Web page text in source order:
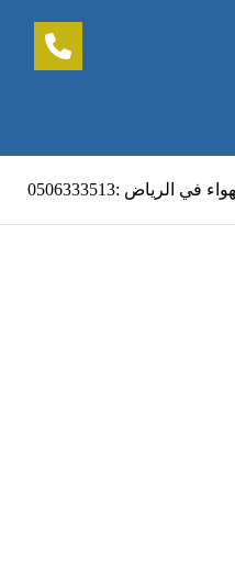
:0506333513